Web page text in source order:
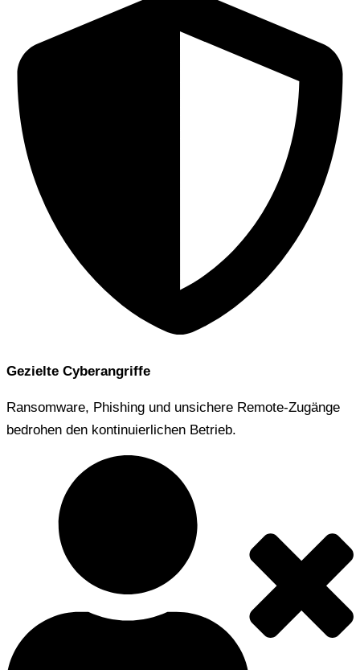
Gezielte Cyberangriffe
Ransomware, Phishing und unsichere Remote-Zugänge
bedrohen den kontinuierlichen Betrieb.